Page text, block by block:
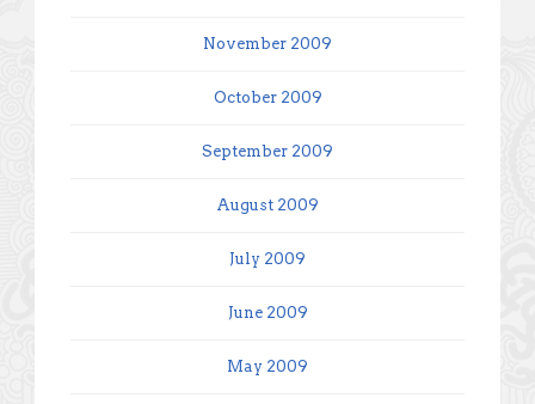
November 2009
October 2009
September 2009
August 2009
July 2009
June 2009
May 2009